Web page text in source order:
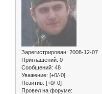
Зарегистрирован: 2008-12-07
Приглашений: 0
Сообщений: 48
Уважение: [+0/-0]
Позитив: [+0/-0]
Провел на форуме: